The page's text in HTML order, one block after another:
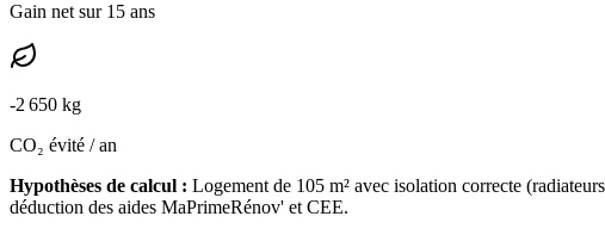
Gain net sur 15 ans
-2 650 kg
CO₂ évité / an
Hypothèses de calcul : Logement de 105 m² avec isolation correcte (
déduction des aides MaPrimeRénov' et CEE.